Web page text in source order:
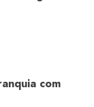
bilhões em